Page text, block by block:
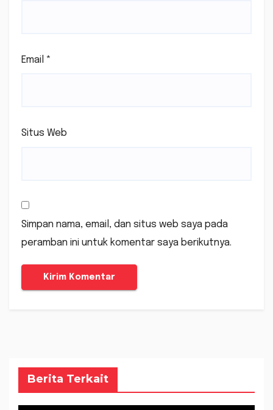
Email *
Situs Web
Simpan nama, email, dan situs web saya pada
peramban ini untuk komentar saya berikutnya.
Berita Terkait